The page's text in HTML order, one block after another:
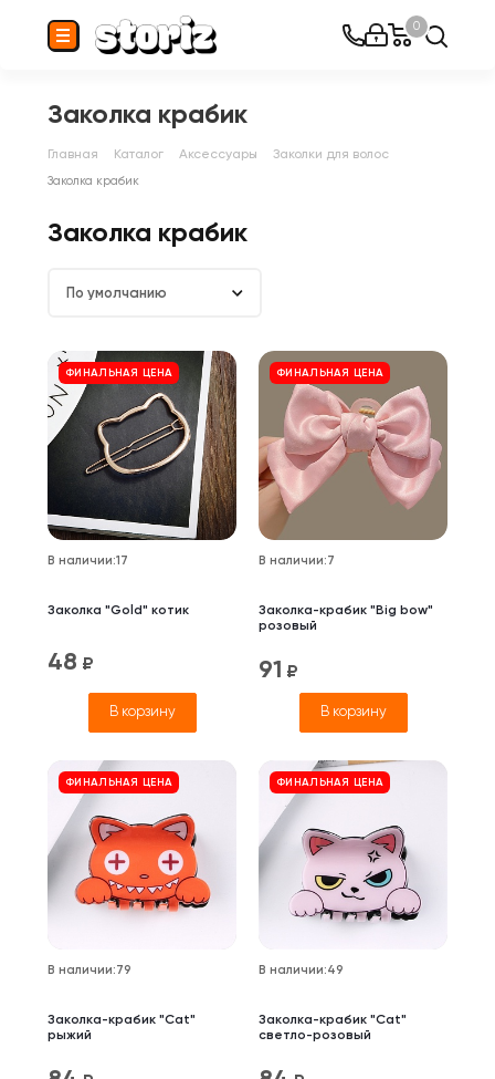
0
Заколка крабик
Главная Каталог Аксессуары Заколки для волос
Заколка крабик
Заколка крабик
По умолчанию
ФИНАЛЬНАЯ ЦЕНА
В наличии:17
Заколка "Gold" котик
48 ₽
В корзину
ФИНАЛЬНАЯ ЦЕНА
В наличии:7
Заколка-крабик "Big bow"
розовый
91 ₽
В корзину
ФИНАЛЬНАЯ ЦЕНА
В наличии:79
Заколка-крабик "Cat"
рыжий
ФИНАЛЬНАЯ ЦЕНА
В наличии:49
Заколка-крабик "Cat"
светло-розовый